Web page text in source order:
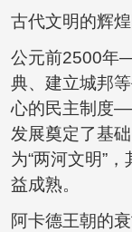
古代文明的辉
公元前2500年
典、建立城邦
心的民主制度
发展奠定了基
为“两河文明”
益成熟。
阿卡德王朝的